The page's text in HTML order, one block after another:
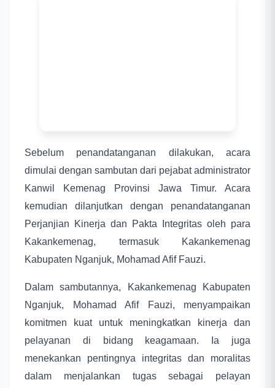
Sebelum penandatanganan dilakukan, acara
dimulai dengan sambutan dari pejabat administrator
Kanwil Kemenag Provinsi Jawa Timur. Acara
kemudian dilanjutkan dengan penandatanganan
Perjanjian Kinerja dan Pakta Integritas oleh para
Kakankemenag, termasuk Kakankemenag
Kabupaten Nganjuk, Mohamad Afif Fauzi.
Dalam sambutannya, Kakankemenag Kabupaten
Nganjuk, Mohamad Afif Fauzi, menyampaikan
komitmen kuat untuk meningkatkan kinerja dan
pelayanan di bidang keagamaan. Ia juga
menekankan pentingnya integritas dan moralitas
dalam menjalankan tugas sebagai pelayan